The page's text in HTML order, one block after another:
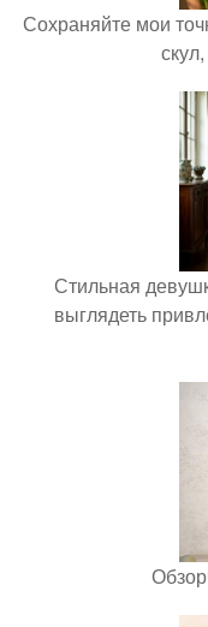
Сохраняйте мои
Стильная
выглядеть